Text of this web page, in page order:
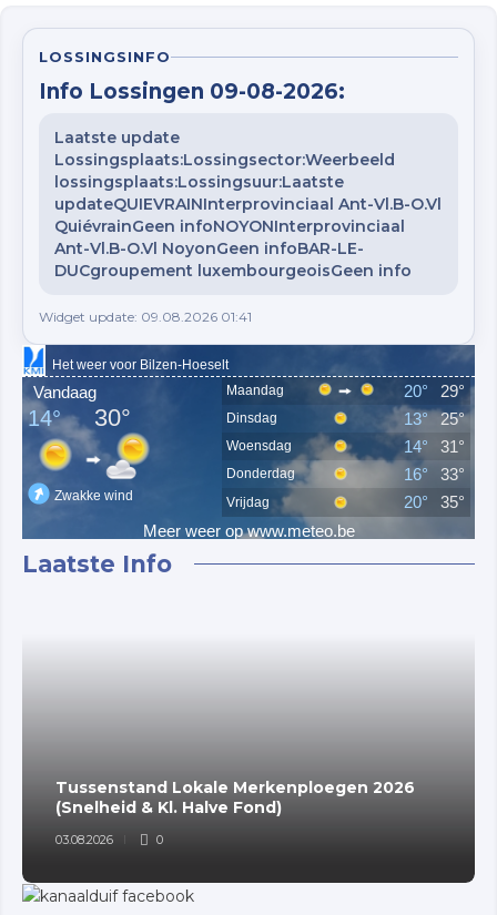
LOSSINGSINFO
Info Lossingen 09-08-2026:
Laatste update
Lossingsplaats:Lossingsector:Weerbeeld
lossingsplaats:Lossingsuur:Laatste
updateQUIEVRAINInterprovinciaal Ant-Vl.B-O.Vl
QuiévrainGeen infoNOYONInterprovinciaal
Ant-Vl.B-O.Vl NoyonGeen infoBAR-LE-
DUCgroupement luxembourgeoisGeen info
Widget update: 09.08.2026 01:41
Laatste Info
Tussenstand Lokale Merkenploegen 2026
(Snelheid & Kl. Halve Fond)
03.08.2026 0